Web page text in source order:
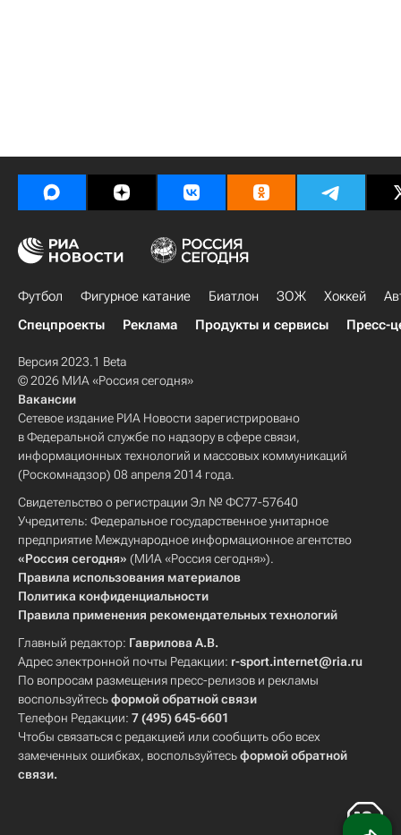
Футбол Фигурное катание Биатлон ЗОЖ Хоккей
Спецпроекты
Реклама Продукты и сервисы Пресс-
Версия 2023.1 Beta
© 2026 МИА «Россия сегодня»
Вакансии
Сетевое издание РИА Новости зарегистрировано
в Федеральной службе по надзору в сфере связи,
информационных технологий и массовых коммуникаций
(Роскомнадзор) 08 апреля 2014 года.
Свидетельство о регистрации Эл № ФС77-57640
Учредитель: Федеральное государственное унитарное
предприятие Международное информационное агентство
«Россия сегодня» (МИА «Россия сегодня»).
Правила использования материалов
Политика конфиденциальности
Правила применения рекомендательных технологий
Главный редактор: Гаврилова А.В.
Адрес электронной почты Редакции: r-sport.internet@ria.ru
По вопросам размещения пресс-релизов и рекламы
воспользуйтесьформой обратной связи
Телефон Редакции: 7 (495) 645-6601
Чтобы связаться с редакцией или сообщить обо всех
замеченных ошибках, воспользуйтесьформой обратной
связи.